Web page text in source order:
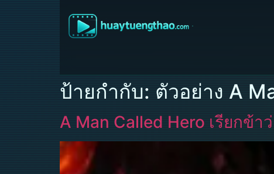
ป้ายกำกับ: ตัวอย่าง A
A Man Called Hero เรียกข้า